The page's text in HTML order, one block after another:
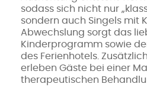
sodass sich nicht nur
sondern auch Singels mit
Abwechslung sorgt das
Kinderprogramm sowie
des Ferienhotels.
erleben Gäste bei einer
therapeutischen